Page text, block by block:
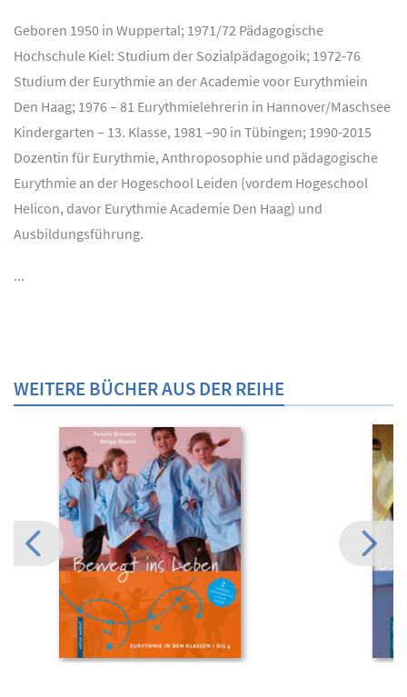
Geboren 1950 in Wuppertal; 1971/72 Pädagogische
Hochschule Kiel: Studium der Sozialpädagogoik; 1972-76
Studium der Eurythmie an der Academie voor Eurythmiein
Den Haag; 1976 – 81 Eurythmielehrerin in Hannover/Maschsee
Kindergarten – 13. Klasse, 1981 –90 in Tübingen; 1990-2015
Dozentin für Eurythmie, Anthroposophie und pädagogische
Eurythmie an der Hogeschool Leiden (vordem Hogeschool
Helicon, davor Eurythmie Academie Den Haag) und
Ausbildungsführung.
...
WEITERE BÜCHER AUS DER REIHE